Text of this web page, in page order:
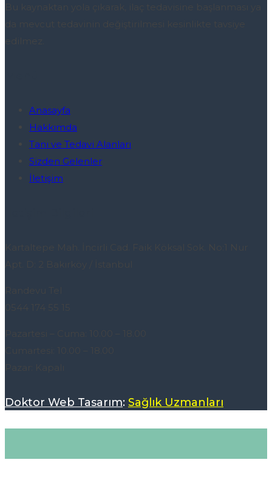
Bu kaynaktan yola çıkarak, ilaç tedavisine başlanması ya
da mevcut tedavinin değiştirilmesi kesinlikte tavsiye
edilmez.
Anasayfa
Hakkımda
Tanı ve Tedavi Alanları
Sizden Gelenler
İletişim
Kartaltepe Mah. İncirli Cad. Faik Köksal Sok. No:1 Nur
Apt. D: 2 Bakırköy / İstanbul
Randevu Tel
Pazartesi – Cuma: 10.00 – 18.00
Cumartesi: 10.00 – 18.00
Doktor Web Tasarım: Sağlık Uzmanları